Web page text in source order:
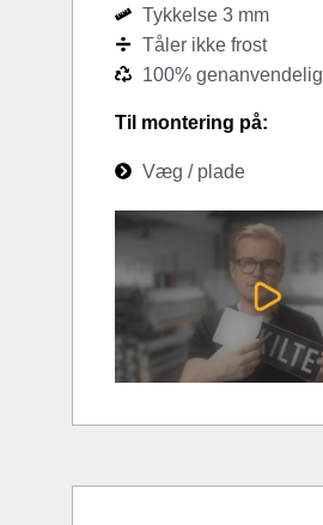
Tykkelse 3 mm
Tåler ikke frost
100% genanvendelig
Til montering på:
Væg / plade